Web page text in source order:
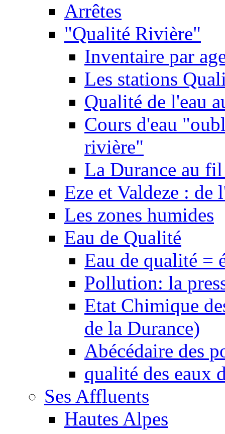
Arrêtes
"Qualité Rivière"
Inventaire par
Les stations
Qualité de l'eau
Cours d'eau
rivière"
La Durance au
Eze et Valdeze : de
Les zones humides
Eau de Qualité
Eau de qualité =
Pollution: la
Etat Chimique
de la Durance)
Abécédaire des
qualité des eaux
Ses Affluents
Hautes Alpes